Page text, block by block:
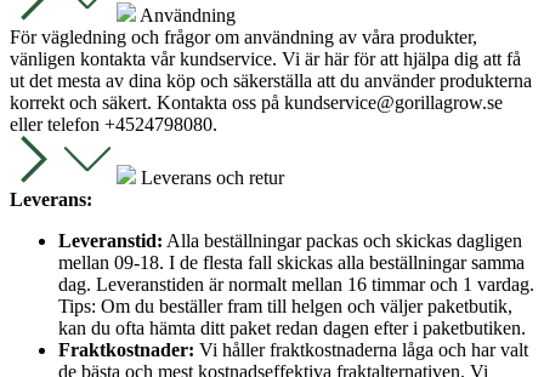
Användning
För vägledning och frågor om användning av våra produkter,
vänligen kontakta vår kundservice. Vi är här för att hjälpa dig att få
ut det mesta av dina köp och säkerställa att du använder produkterna
korrekt och säkert. Kontakta oss på kundservice@gorillagrow.se
eller telefon +4524798080.
Leverans och retur
Leverans:
Leveranstid: Alla beställningar packas och skickas dagligen
mellan 09-18. I de flesta fall skickas alla beställningar samma
dag. Leveranstiden är normalt mellan 16 timmar och 1 vardag.
Tips: Om du beställer fram till helgen och väljer paketbutik,
kan du ofta hämta ditt paket redan dagen efter i paketbutiken.
Fraktkostnader: Vi håller fraktkostnaderna låga och har valt
de bästa och mest kostnadseffektiva fraktalternativen. Vi